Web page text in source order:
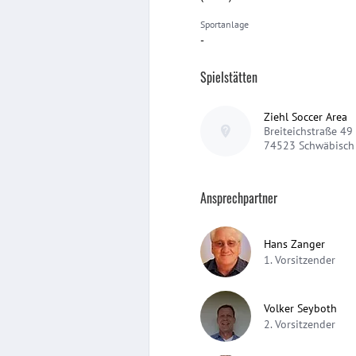
Sportanlage
-
Spielstätten
Ziehl Soccer Area
Breiteichstraße 49
74523
Ansprechpartner
Hans Zanger
1. Vorsitzender
Volker Seyboth
2. Vorsitzender